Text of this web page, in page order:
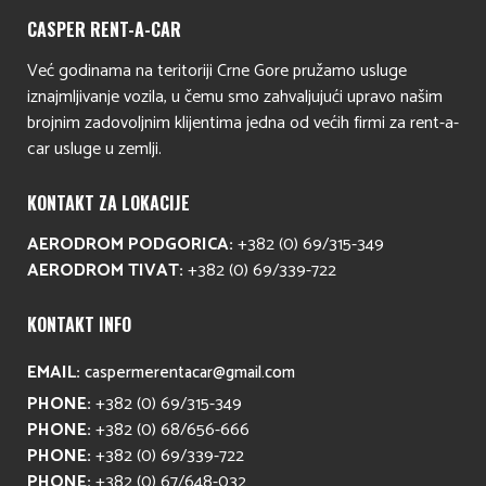
CASPER RENT-A-CAR
Već godinama na teritoriji Crne Gore pružamo usluge
iznajmljivanje vozila, u čemu smo zahvaljujući upravo našim
brojnim zadovoljnim klijentima jedna od većih firmi za rent-a-
car usluge u zemlji.
KONTAKT ZA LOKACIJE
AERODROM PODGORICA:+382 (0) 69/315-349
AERODROM TIVAT:+382 (0) 69/339-722
KONTAKT INFO
EMAIL: caspermerentacar@gmail.com
PHONE:+382 (0) 69/315-349
PHONE:+382 (0) 68/656-666
PHONE:+382 (0) 69/339-722